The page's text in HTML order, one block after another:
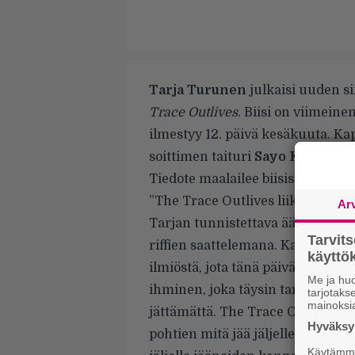
Tarja Turunen julkaisi uuden
Trace Outlives. Biisi on
ilmestyy 12. päivä kesäkuuta.
soittimen taituri Sayo Komada.
Tiedote maalailee biisistä
”The Trace Outlives liikkuu
Tarjan tunnistettava ääni
riffien saattelemana. Kappale
ilmiöstä, jota tänä päivänä
ihminen, joka täysin
jättämättä. The Trace Outlives
pohtien mitä jää jäljelle, kun
Me ja